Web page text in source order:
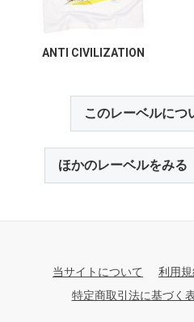
ANTI CIVILIZATION
このレーベルにつ
ほかのレーベルをみる
当サイトについて 利用規
特定商取引法に基づく